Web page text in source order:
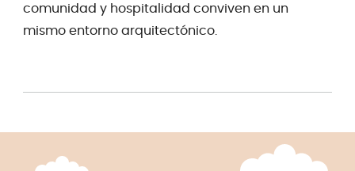
comunidad y hospitalidad conviven en un
mismo entorno arquitectónico.